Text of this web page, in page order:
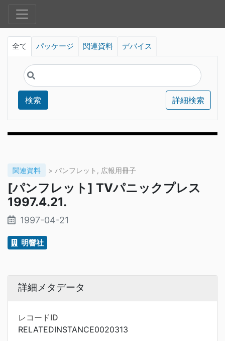
全て パッケージ 関連資料 デバイス
検索 詳細検索
関連資料 > パンフレット, 広報用冊子
[パンフレット] TVパニックプレス
1997.4.21.
1997-04-21
明響社
詳細メタデータ
レコードID
RELATEDINSTANCE0020313